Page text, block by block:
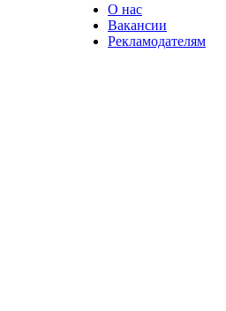
О нас
Вакансии
Рекламодателям